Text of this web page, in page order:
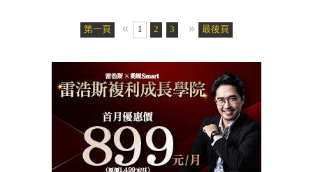
第一頁 « 1 2 3 4» 最後頁